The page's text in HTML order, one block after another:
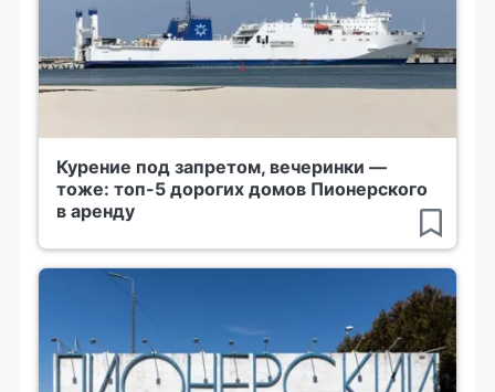
Курение под запретом, вечеринки —
тоже: топ-5 дорогих домов Пионерского
в аренду